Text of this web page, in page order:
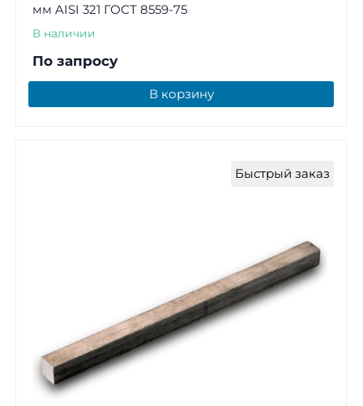
мм AISI 321 ГОСТ 8559-75
В наличии
По запросу
В корзину
Быстрый заказ